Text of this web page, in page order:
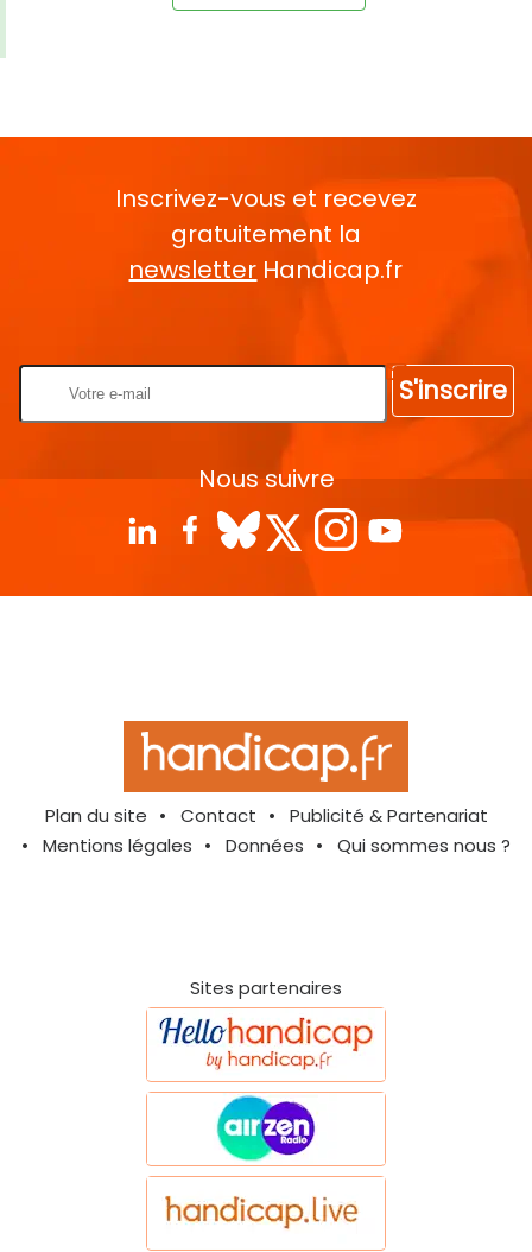
Inscrivez-vous et recevez
gratuitement la
newsletter Handicap.fr
S'inscrire
Nous suivre
Plan du site Contact
Publicité & Partenariat
Mentions légales
Données Qui sommes nous ?
Sites partenaires